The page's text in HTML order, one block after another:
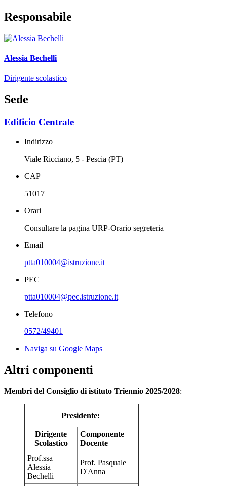
Responsabile
Alessia Bechelli
Dirigente scolastico
Sede
Edificio Centrale
Indirizzo
Viale Ricciano, 5 - Pescia (PT)
CAP
51017
Orari
Consultare la pagina URP-Orario segreteria
Email
ptta010004@istruzione.it
PEC
ptta010004@pec.istruzione.it
Telefono
0572/49401
Naviga su Google Maps
Altri componenti
Membri del Consiglio di istituto Triennio 2025/2028:
Presidente:
Dirigente
Scolastico
Componente
Docente
Prof.ssa
Alessia
Bechelli
Prof. Pasquale
D'Anna